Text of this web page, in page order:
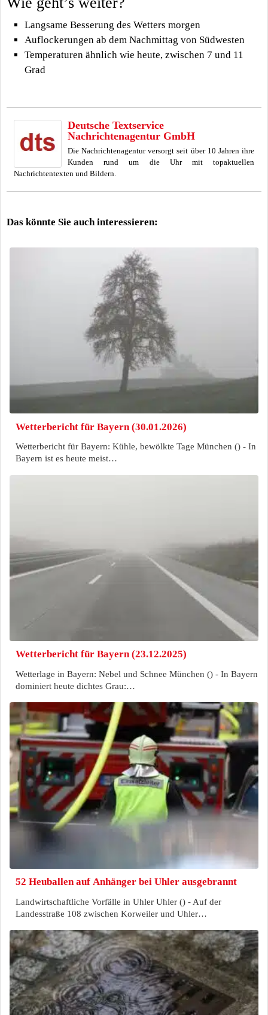
Langsame Besserung des Wetters morgen
Auflockerungen ab dem Nachmittag von Südwesten
Temperaturen ähnlich wie heute, zwischen 7 und 11
Grad
Deutsche Textservice
Nachrichtenagentur GmbH
Die Nachrichtenagentur versorgt seit über 10 Jahren ihre
Kunden rund um die Uhr mit topaktuellen
Nachrichtentexten und Bildern.
Das könnte Sie auch interessieren:
Wetterbericht für Bayern (30.01.2026)
Wetterbericht für Bayern: Kühle, bewölkte Tage München () - In
Bayern ist es heute meist…
Wetterbericht für Bayern (23.12.2025)
Wetterlage in Bayern: Nebel und Schnee München () - In Bayern
dominiert heute dichtes Grau:…
52 Heuballen auf Anhänger bei Uhler ausgebrannt
Landwirtschaftliche Vorfälle in Uhler Uhler () - Auf der
Landesstraße 108 zwischen Korweiler und Uhler…